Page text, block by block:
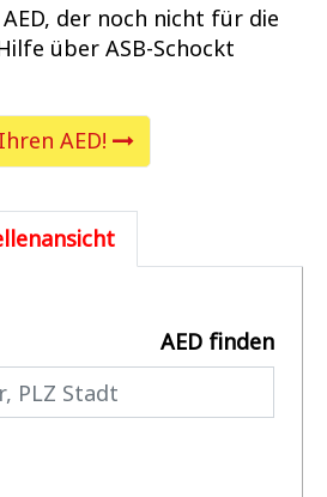
der noch nicht für die
über ASB-Schockt
AED!
AED finden